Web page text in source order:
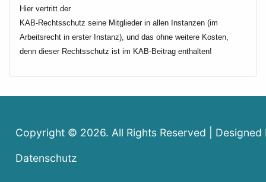
Hier vertritt der
KAB-Rechtsschutz seine Mitglieder in allen Instanzen (im
Arbeitsrecht in erster Instanz), und das ohne weitere Kosten,
denn dieser Rechtsschutz ist im KAB-Beitrag enthalten!
Copyright © 2026. All Rights Reserved |
Datenschutz